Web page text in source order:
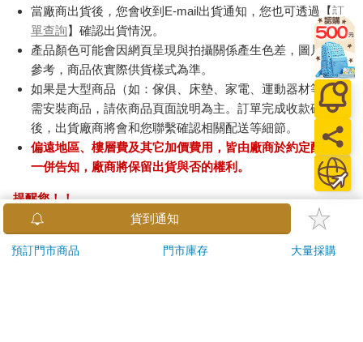
當廠商出貨後，您會收到E-mail出貨通知，您也可透過【訂
單查詢】確認出貨情況。
產品顏色可能會因網頁呈現與拍攝關係產生色差，圖片僅供
參考，商品依實際供貨樣式為準。
如果是大型商品（如：傢俱、床墊、家電、運動器材等）及
需安裝商品，請依商品頁面說明為主。訂單完成收款確認
後，出貨廠商將會和您聯繫確認相關配送等細節。
偏遠地區、樓層費及其它加價費用，皆由廠商於約定配送時
一併告知，廠商將保留出貨與否的權利。
提醒您！！
金石堂及銀行均不會請您操作ATM! 如接獲電話要求您前往
ATM提款機，請不要聽從指示，以免受騙上當！
貨到通知
預訂門市商品 門市庫存 大量採購